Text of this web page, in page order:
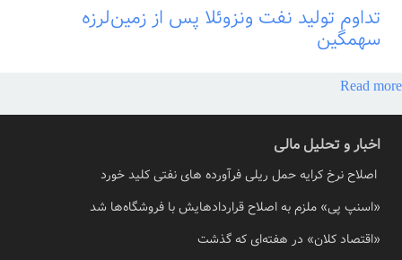
تداوم تولید نفت ونزوئلا پس از زمین‌لرزه
سهمگین
Read more
اخبار و تحلیل مالی
اصلاح نرخ کرایه حمل ریلی فرآورده های نفتی کلید خورد
«اسنپ پی» ملزم به اصلاح قراردادهایش با فروشگاه‌ها شد
«اقتصاد کلان» در هفته‌ای که گذشت